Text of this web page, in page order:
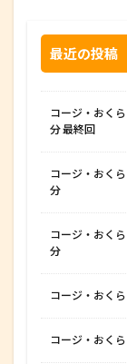
最近の投稿
コージ・おく
分 最終回
コージ・おく
分
コージ・おく
分
コージ・おく
コージ・おく